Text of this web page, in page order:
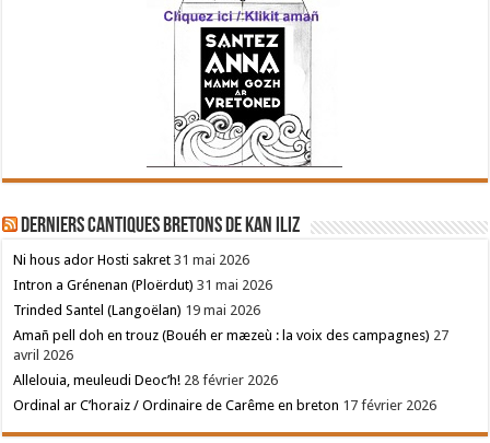
Derniers cantiques bretons de Kan Iliz
Ni hous ador Hosti sakret 31 mai 2026
Intron a Grénenan (Ploërdut) 31 mai 2026
Trinded Santel (Langoëlan) 19 mai 2026
Amañ pell doh en trouz (Bouéh er mæzeù : la voix des campagnes) 27
avril 2026
Allelouia, meuleudi Deoc’h! 28 février 2026
Ordinal ar C’horaiz / Ordinaire de Carême en breton 17 février 2026